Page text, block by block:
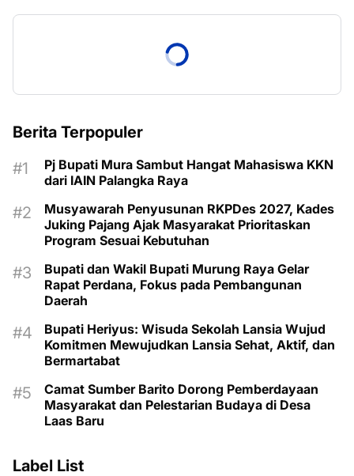
Berita Terpopuler
Pj Bupati Mura Sambut Hangat Mahasiswa KKN
dari IAIN Palangka Raya
Musyawarah Penyusunan RKPDes 2027, Kades
Juking Pajang Ajak Masyarakat Prioritaskan
Program Sesuai Kebutuhan
Bupati dan Wakil Bupati Murung Raya Gelar
Rapat Perdana, Fokus pada Pembangunan
Daerah
Bupati Heriyus: Wisuda Sekolah Lansia Wujud
Komitmen Mewujudkan Lansia Sehat, Aktif, dan
Bermartabat
Camat Sumber Barito Dorong Pemberdayaan
Masyarakat dan Pelestarian Budaya di Desa
Laas Baru
Label List